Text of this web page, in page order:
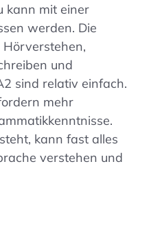
kann mit einer
werden. Die
und
sind relativ einfach.
mehr
kann fast alles
verstehen und